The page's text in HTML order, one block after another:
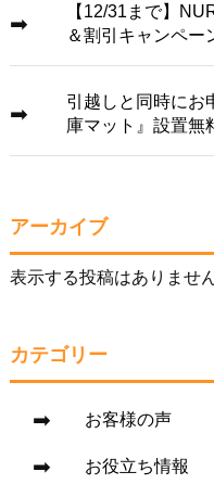
【12/31まで】
＆割引キャンペー
引越しと同時にお
庫マット』設置無
アーカイブ
表示する投稿はありません
カテゴリー
お客様の声
お役立ち情報